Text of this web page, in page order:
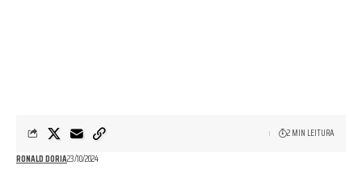
RONALD DORIA23/10/2024
2 MIN LEITURA